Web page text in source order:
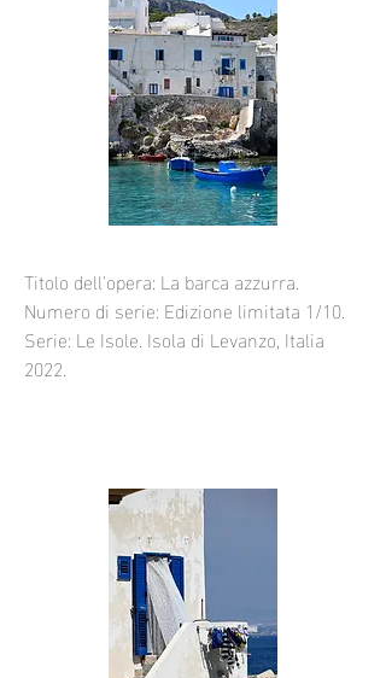
Titolo dell'opera: La barca azzurra.
Numero di serie: Edizione limitata 1/10.
Serie: Le Isole. Isola di Levanzo, Italia
2022.